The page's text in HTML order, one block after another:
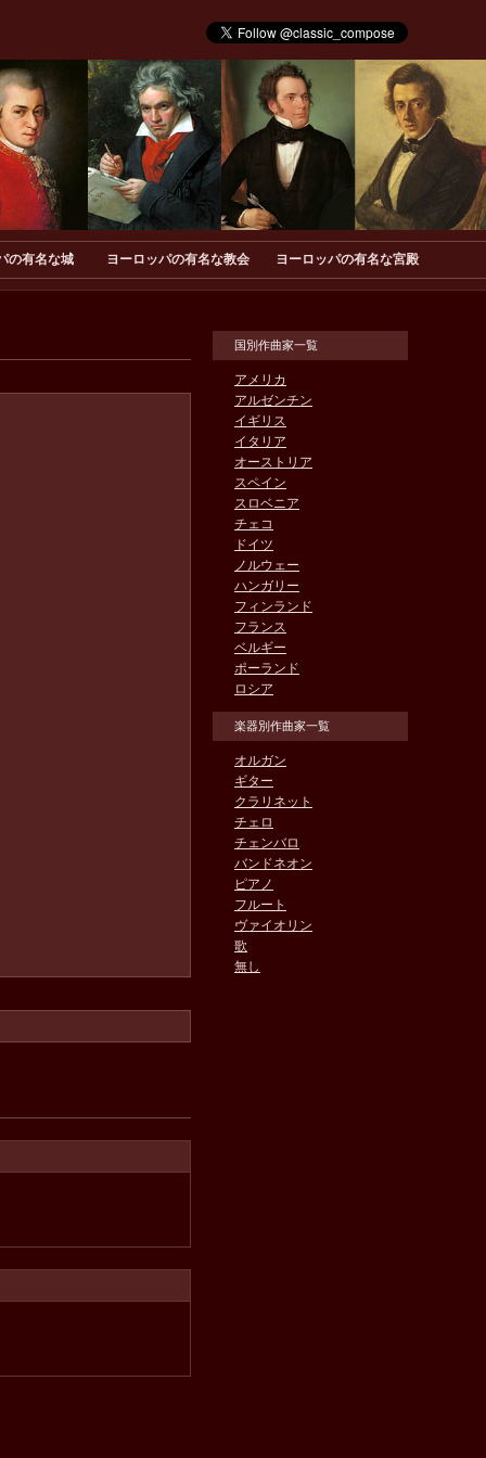
の有名な城 ヨーロッパの有名な教会 ヨーロッパの有名な宮殿
国別作曲家一覧
アメリカ
アルゼンチン
イギリス
イタリア
オーストリア
スペイン
スロベニア
チェコ
ドイツ
ノルウェー
ハンガリー
フィンランド
フランス
ベルギー
ポーランド
ロシア
楽器別作曲家一覧
オルガン
ギター
クラリネット
チェロ
チェンバロ
バンドネオン
ピアノ
フルート
ヴァイオリン
歌
無し